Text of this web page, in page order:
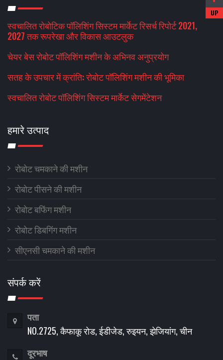
स्वचालित रोबोटिक पॉलिशिंग सिस्टम मार्केट रिसर्च रिपोर्ट 2021,
2027 तक रूपरेखा और विकास आउटलुक
चेयर बेस रोबोट पॉलिशिंग मशीन के अभिनव अनुप्रयोग
सतह के उपचार में क्रांति: रोबोट पॉलिशिंग मशीन की भूमिका
स्वचालित रोबोट पॉलिशिंग सिस्टम मार्केट सेगमेंटेशन
हमारे उत्पाद
रोबोट चमकाने की मशीन
रोबोट पीसने की मशीन
रोबोट बफिंग मशीन
रोबोट डिबगिंग मशीन
सीएनसी चमकाने की मशीन
संपर्क करें
पता
NO.2725, कैफाकू रोड, ईडीजेड, रुइयन, झेजियांग, चीन
दूरभाष